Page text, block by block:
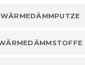
WÄRMEDÄMMPUTZE